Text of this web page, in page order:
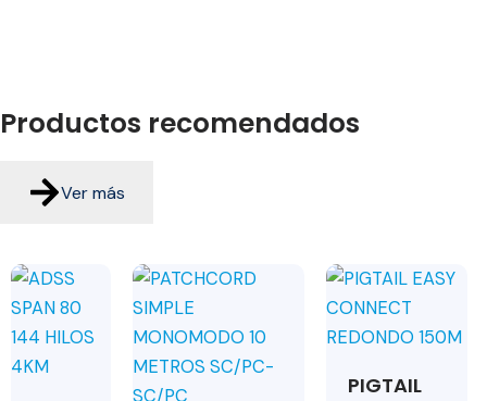
Productos recomendados
Ver más
PIGTAIL